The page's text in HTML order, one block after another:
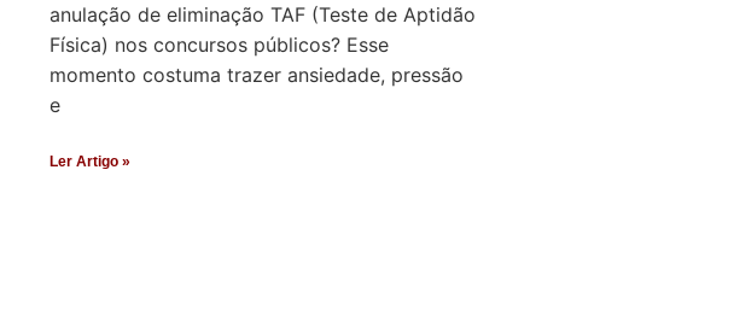
anulação de eliminação TAF (Teste de Aptidão
Física) nos concursos públicos? Esse
momento costuma trazer ansiedade, pressão
e
Ler Artigo »